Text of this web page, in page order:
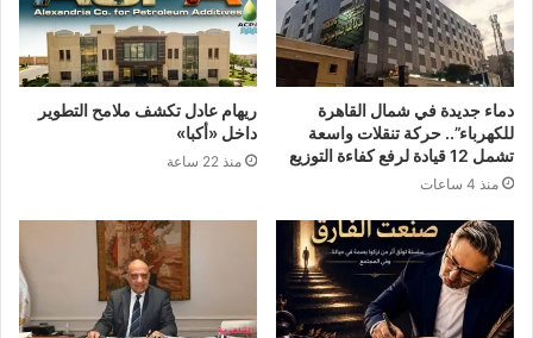
دماء جديدة في شمال القاهرة
للكهرباء”.. حركة تنقلات واسعة
تشمل 12 قيادة لرفع كفاءة التوزيع
منذ 4 ساعات
ريهام عادل تكشف ملامح التطوير
داخل «أكبا»
منذ 22 ساعة